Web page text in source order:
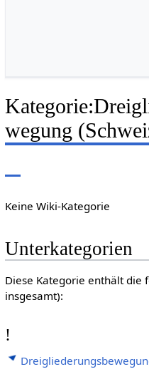
Kategorie:
wegung
Keine Wiki-Kategorie
Unterkategorien
Diese Kategorie enthält die
insgesamt):
!